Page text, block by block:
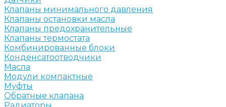
Клапаны минимального давления
Клапаны остановки масла
Клапаны предохранительные
Клапаны термостата
Комбинированные блоки
Конденсатоотводчики
Масла
Модули компактные
Муфты
Обратные клапана